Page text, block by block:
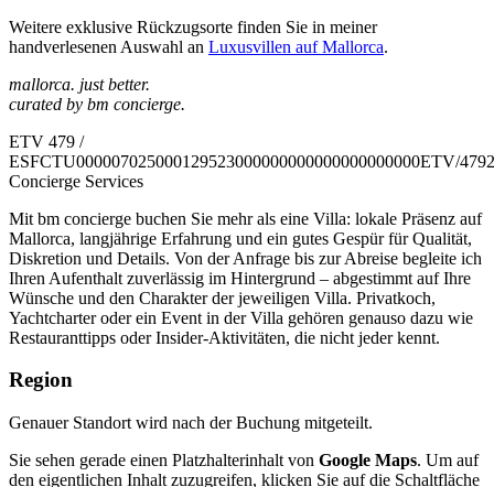
Weitere exklusive Rückzugsorte finden Sie in meiner
handverlesenen Auswahl an Luxusvillen auf Mallorca.
mallorca. just better.
curated by bm concierge.
ETV 479 /
ESFCTU000007025000129523000000000000000000000ETV/4792
Concierge Services
Mit bm concierge buchen Sie mehr als eine Villa: lokale Präsenz auf
Mallorca, langjährige Erfahrung und ein gutes Gespür für Qualität,
Diskretion und Details. Von der Anfrage bis zur Abreise begleite ich
Ihren Aufenthalt zuverlässig im Hintergrund – abgestimmt auf Ihre
Wünsche und den Charakter der jeweiligen Villa. Privatkoch,
Yachtcharter oder ein Event in der Villa gehören genauso dazu wie
Restauranttipps oder Insider-Aktivitäten, die nicht jeder kennt.
Region
Genauer Standort wird nach der Buchung mitgeteilt.
Sie sehen gerade einen Platzhalterinhalt von Google Maps. Um auf
den eigentlichen Inhalt zuzugreifen, klicken Sie auf die Schaltfläche